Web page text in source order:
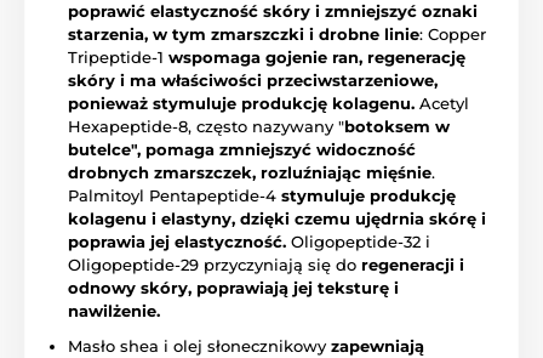
poprawić elastyczność skóry i zmniejszyć oznaki
starzenia, w tym zmarszczki i drobne linie: Copper
Tripeptide-1 wspomaga gojenie ran, regenerację
skóry i ma właściwości przeciwstarzeniowe,
ponieważ stymuluje produkcję kolagenu. Acetyl
Hexapeptide-8, często nazywany "botoksem w
butelce", pomaga zmniejszyć widoczność
drobnych zmarszczek, rozluźniając mięśnie.
Palmitoyl Pentapeptide-4 stymuluje produkcję
kolagenu i elastyny, dzięki czemu ujędrnia skórę i
poprawia jej elastyczność. Oligopeptide-32 i
Oligopeptide-29 przyczyniają się do regeneracji i
odnowy skóry, poprawiają jej teksturę i
nawilżenie.
Masło shea i olej słonecznikowy zapewniają